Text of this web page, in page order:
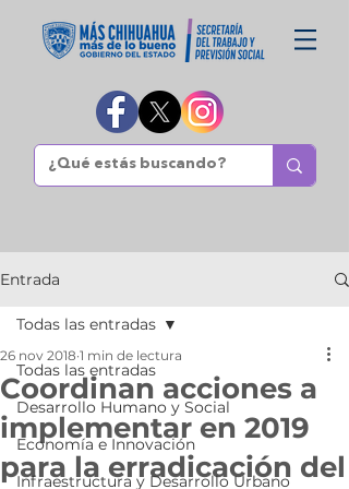
Entrada
Todas las entradas
Desarrollo Humano y Social
Economía e Innovación
Infraestructura y Desarrollo Urbano
Todas las entradas
Coordinan acciones a
implementar en 2019
para la erradicación del
26 nov 2018 1 min de lectura